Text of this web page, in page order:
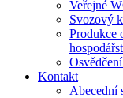
Veřejné
Svozový
Produkce
Kontakt
Abecední